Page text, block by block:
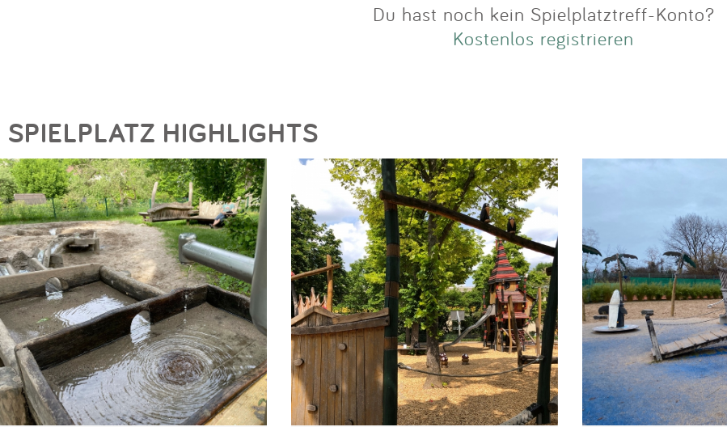
Du hast noch kein Spielplatztreff-Konto?
Kostenlos registrieren
SPIELPLATZ HIGHLIGHTS